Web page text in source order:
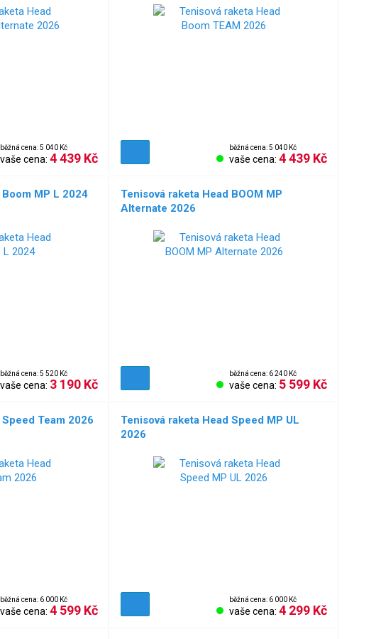
běžná cena: 5 040 Kč
vaše cena: 4 439 Kč
běžná cena: 5 040 Kč
vaše cena: 4 439 Kč
MP L 2024
běžná cena: 5 520 Kč
vaše cena: 3 190 Kč
Tenisová raketa Head BOOM MP
Alternate 2026
běžná cena: 6 240 Kč
vaše cena: 5 599 Kč
Team 2026
běžná cena: 6 000 Kč
vaše cena: 4 599 Kč
Tenisová raketa Head Speed MP UL
2026
běžná cena: 6 000 Kč
vaše cena: 4 299 Kč